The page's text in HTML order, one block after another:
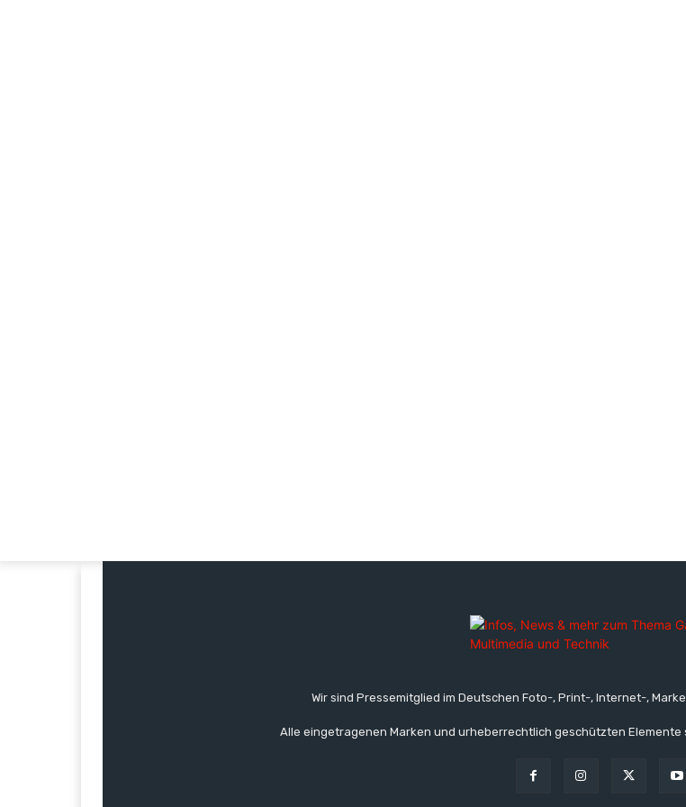
Wir sind Pressemitglied im Deutschen Foto-, Print-, Internet-,
Alle eingetragenen Marken und urheberrechtlich geschützten Elemente